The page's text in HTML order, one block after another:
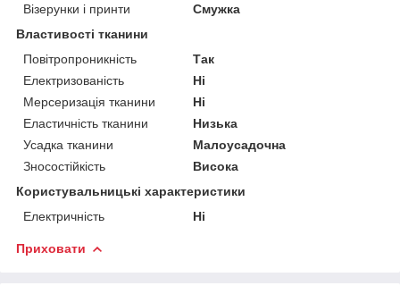
Візерунки і принти
Смужка
Властивості тканини
Повітропроникність
Так
Електризованість
Ні
Мерсеризація тканини
Ні
Еластичність тканини
Низька
Усадка тканини
Малоусадочна
Зносостійкість
Висока
Користувальницькі характеристики
Електричність
Ні
Приховати